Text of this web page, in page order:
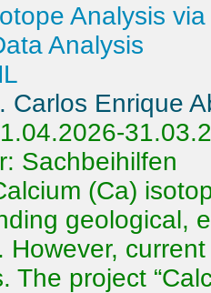
Analysis
Analysis
Carlos Enrique
Sachbeihilfen
(Ca)
geological,
However,
The project